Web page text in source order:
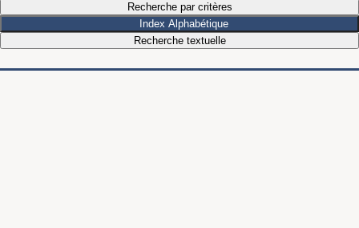
Recherche par critères
Index Alphabétique
Recherche textuelle